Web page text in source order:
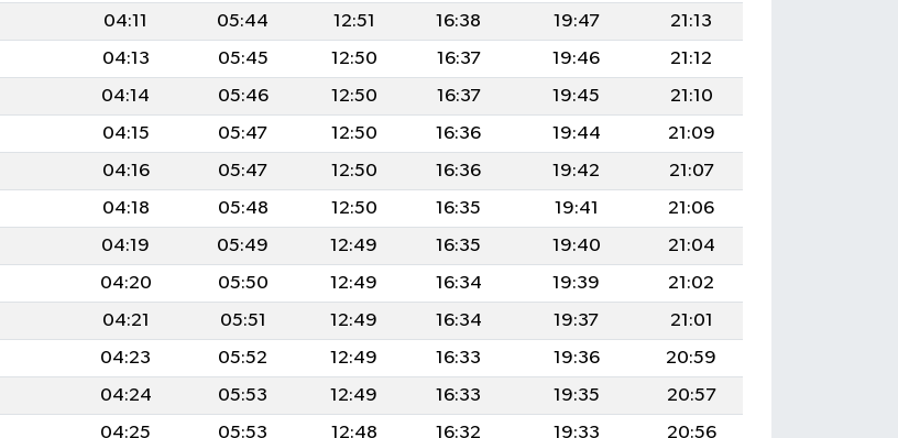
04:11 05:44 12:51 16:38 19:47
21:13
04:13 05:45 12:50 16:37 19:46
21:12
04:14 05:46 12:50 16:37 19:45
21:10
04:15 05:47 12:50 16:36 19:44
21:09
04:16 05:47 12:50 16:36 19:42
21:07
04:18 05:48 12:50 16:35 19:41
21:06
04:19 05:49 12:49 16:35 19:40
21:04
04:20 05:50 12:49 16:34 19:39
21:02
04:21 05:51 12:49 16:34 19:37
21:01
04:23 05:52 12:49 16:33 19:36
20:59
04:24 05:53 12:49 16:33 19:35
20:57
04:25 05:53 12:48 16:32 19:33
20:56